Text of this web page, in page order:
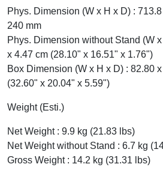
Phys. Dimension (W x H x D) :
240 mm
Phys. Dimension without Stand (W
x 4.47 cm (28.10" x 16.51" x 1.76")
Box Dimension (W x H x D) : 82.80
(32.60" x 20.04" x 5.59")
Weight (Esti.)
Net Weight : 9.9 kg (21.83 lbs)
Net Weight without Stand : 6.7 kg
Gross Weight : 14.2 kg (31.31 lbs)